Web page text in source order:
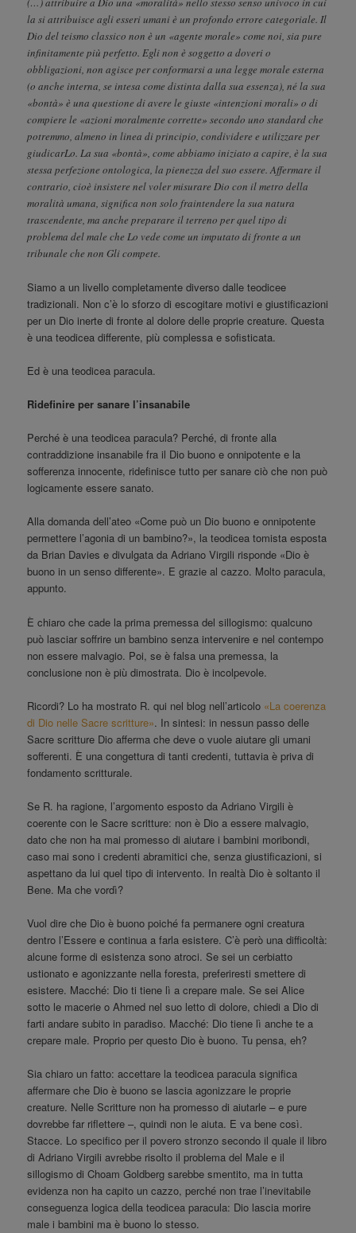
la si attribuisce agli esseri umani è un profondo errore categoriale. Il
Dio del teismo classico non è un «agente morale» come noi, sia pure
infinitamente più perfetto. Egli non è soggetto a doveri o
obbligazioni, non agisce per conformarsi a una legge morale esterna
(o anche interna, se intesa come distinta dalla sua essenza), né la sua
«bontà» è una questione di avere le giuste «intenzioni morali» o di
compiere le «azioni moralmente corrette» secondo uno standard che
potremmo, almeno in linea di principio, condividere e utilizzare per
giudicarLo. La sua «bontà», come abbiamo iniziato a capire, è la sua
stessa perfezione ontologica, la pienezza del suo essere. Affermare il
contrario, cioè insistere nel voler misurare Dio con il metro della
moralità umana, significa non solo fraintendere la sua natura
trascendente, ma anche preparare il terreno per quel tipo di
problema del male che Lo vede come un imputato di fronte a un
tribunale che non Gli compete.
Siamo a un livello completamente diverso dalle teodicee
tradizionali. Non c’è lo sforzo di escogitare motivi e giustificazioni
per un Dio inerte di fronte al dolore delle proprie creature. Questa
è una teodicea differente, più complessa e sofisticata.
Ed è una teodicea paracula.
Ridefinire per sanare l’insanabile
Perché è una teodicea paracula? Perché, di fronte alla
contraddizione insanabile fra il Dio buono e onnipotente e la
sofferenza innocente, ridefinisce tutto per sanare ciò che non può
logicamente essere sanato.
Alla domanda dell’ateo «Come può un Dio buono e onnipotente
permettere l’agonia di un bambino?», la teodicea tomista esposta
da Brian Davies e divulgata da Adriano Virgili risponde «Dio è
buono in un senso differente». E grazie al cazzo. Molto paracula,
appunto.
È chiaro che cade la prima premessa del sillogismo: qualcuno
può lasciar soffrire un bambino senza intervenire e nel contempo
non essere malvagio. Poi, se è falsa una premessa, la
conclusione non è più dimostrata. Dio è incolpevole.
Ricordi? Lo ha mostrato R. qui nel blog nell’articolo «La coerenza
di Dio nelle Sacre scritture». In sintesi: in nessun passo delle
Sacre scritture Dio afferma che deve o vuole aiutare gli umani
sofferenti. È una congettura di tanti credenti, tuttavia è priva di
fondamento scritturale.
Se R. ha ragione, l’argomento esposto da Adriano Virgili è
coerente con le Sacre scritture: non è Dio a essere malvagio,
dato che non ha mai promesso di aiutare i bambini moribondi,
caso mai sono i credenti abramitici che, senza giustificazioni, si
aspettano da lui quel tipo di intervento. In realtà Dio è soltanto il
Bene. Ma che vordì?
Vuol dire che Dio è buono poiché fa permanere ogni creatura
dentro l’Essere e continua a farla esistere. C’è però una difficoltà:
alcune forme di esistenza sono atroci. Se sei un cerbiatto
ustionato e agonizzante nella foresta, preferiresti smettere di
esistere. Macché: Dio ti tiene lì a crepare male. Se sei Alice
sotto le macerie o Ahmed nel suo letto di dolore, chiedi a Dio di
farti andare subito in paradiso. Macché: Dio tiene lì anche te a
crepare male. Proprio per questo Dio è buono. Tu pensa, eh?
Sia chiaro un fatto: accettare la teodicea paracula significa
affermare che Dio è buono se lascia agonizzare le proprie
creature. Nelle Scritture non ha promesso di aiutarle – e pure
dovrebbe far riflettere –, quindi non le aiuta. E va bene così.
Stacce. Lo specifico per il povero stronzo secondo il quale il libro
di Adriano Virgili avrebbe risolto il problema del Male e il
sillogismo di Choam Goldberg sarebbe smentito, ma in tutta
evidenza non ha capito un cazzo, perché non trae l’inevitabile
conseguenza logica della teodicea paracula: Dio lascia morire
male i bambini ma è buono lo stesso.